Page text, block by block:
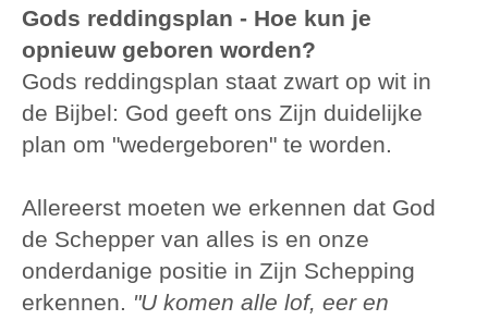
Gods reddingsplan - Hoe kun je
opnieuw geboren worden?
Gods reddingsplan staat zwart op wit in
de Bijbel: God geeft ons Zijn duidelijke
plan om "wedergeboren" te worden.
Allereerst moeten we erkennen dat God
de Schepper van alles is en onze
onderdanige positie in Zijn Schepping
erkennen. "U komen alle lof, eer en